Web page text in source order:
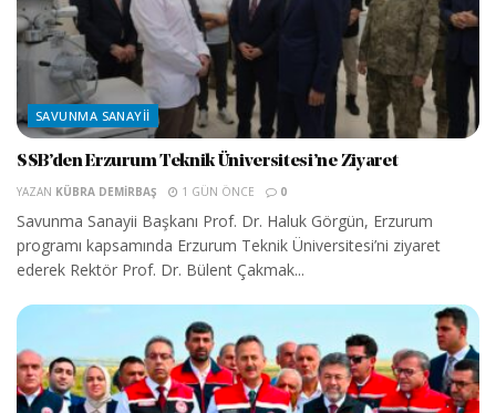
SAVUNMA SANAYII
SSB’den Erzurum Teknik Üniversitesi’ne Ziyaret
YAZAN KÜBRA DEMIRBAŞ 1 GÜN ÖNCE 0
Savunma Sanayii Başkanı Prof. Dr. Haluk Görgün, Erzurum
programı kapsamında Erzurum Teknik Üniversitesi’ni ziyaret
ederek Rektör Prof. Dr. Bülent Çakmak...